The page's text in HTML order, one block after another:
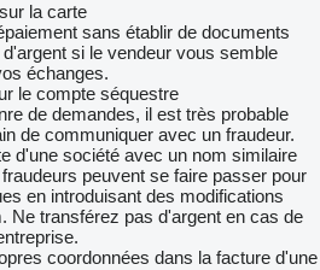
la carte
sans établir de documents
si le vendeur vous semble
échanges.
le compte séquestre
de demandes, il est très probable
de communiquer avec un fraudeur.
d'une société avec un nom similaire
peuvent se faire passer pour
en introduisant des modifications
Ne transférez pas d'argent en cas de
coordonnées dans la facture d'une